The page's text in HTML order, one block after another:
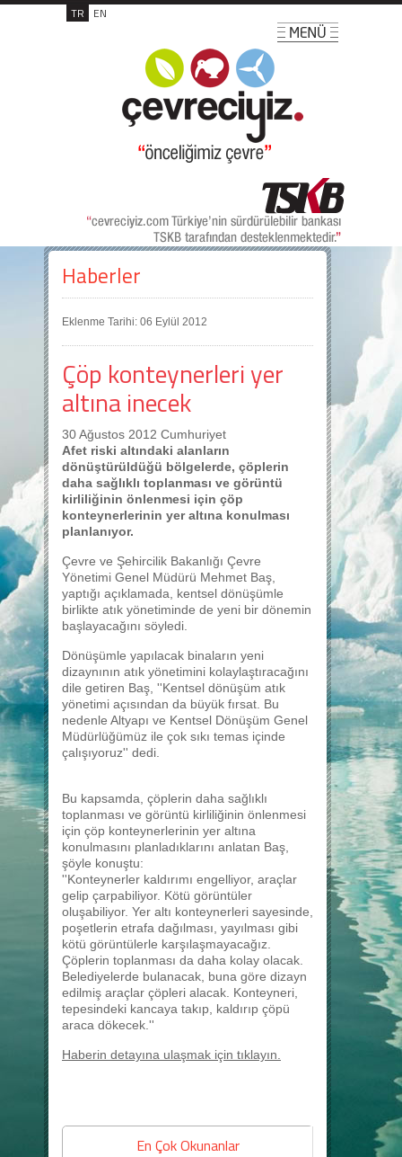
TR EN
Haberler
Eklenme Tarihi: 06 Eylül 2012
Çöp konteynerleri yer
altına inecek
30 Ağustos 2012 Cumhuriyet
Afet riski altındaki alanların
dönüştürüldüğü bölgelerde, çöplerin
daha sağlıklı toplanması ve görüntü
kirliliğinin önlenmesi için çöp
konteynerlerinin yer altına konulması
planlanıyor.
Çevre ve Şehircilik Bakanlığı Çevre
Yönetimi Genel Müdürü Mehmet Baş,
yaptığı açıklamada, kentsel dönüşümle
birlikte atık yönetiminde de yeni bir dönemin
başlayacağını söyledi.
Dönüşümle yapılacak binaların yeni
dizaynının atık yönetimini kolaylaştıracağını
dile getiren Baş, ''Kentsel dönüşüm atık
yönetimi açısından da büyük fırsat. Bu
nedenle Altyapı ve Kentsel Dönüşüm Genel
Müdürlüğümüz ile çok sıkı temas içinde
çalışıyoruz'' dedi.
Bu kapsamda, çöplerin daha sağlıklı
toplanması ve görüntü kirliliğinin önlenmesi
için çöp konteynerlerinin yer altına
konulmasını planladıklarını anlatan Baş,
şöyle konuştu:
''Konteynerler kaldırımı engelliyor, araçlar
gelip çarpabiliyor. Kötü görüntüler
oluşabiliyor. Yer altı konteynerleri sayesinde,
poşetlerin etrafa dağılması, yayılması gibi
kötü görüntülerle karşılaşmayacağız.
Çöplerin toplanması da daha kolay olacak.
Belediyelerde bulanacak, buna göre dizayn
edilmiş araçlar çöpleri alacak. Konteyneri,
tepesindeki kancaya takıp, kaldırıp çöpü
araca dökecek.''
Haberin detayına ulaşmak için tıklayın.
En Çok Okunanlar